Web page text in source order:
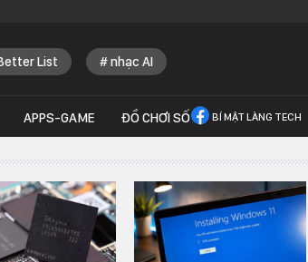
List nhạc AI
APPS-GAME ĐỒ CHƠI SỐ BÍ MẬT LÀNG TECH